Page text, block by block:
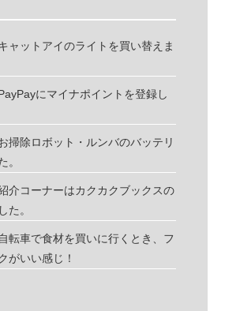
ャットアイのライトを買い替えま
にマイナポイントを登録し
掃除ロボット・ルンバのバッテリ
。
介コーナーはカクカクブックスの
た。
転車で食材を買いに行くとき、フ
がいい感じ！